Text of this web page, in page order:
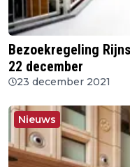
Bezoekregeling
22 december
23 december 2021
Nieuws